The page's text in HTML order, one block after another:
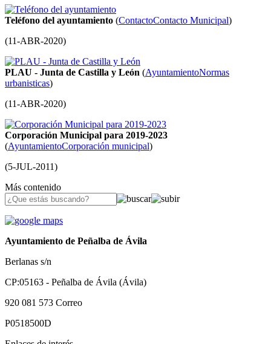
Teléfono del ayuntamiento (ContactoContacto Municipal)
(11-ABR-2020)
PLAU - Junta de Castilla y León (AyuntamientoNormas
urbanisticas)
(11-ABR-2020)
Corporación Municipal para 2019-2023
(AyuntamientoCorporación municipal)
(5-JUL-2011)
Más contenido
Ayuntamiento de Peñalba de Ávila
Berlanas s/n
CP:05163 - Peñalba de Ávila (Ávila)
920 081 573 Correo
P0518500D